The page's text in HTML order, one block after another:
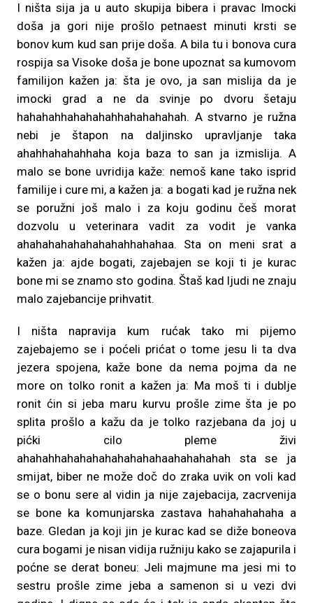
I ništa sija ja u auto skupija bibera i pravac Imocki
doša ja gori nije prošlo petnaest minuti krsti se
bonov kum kud san prije doša. A bila tu i bonova cura
rospija sa Visoke doša je bone upoznat sa kumovom
familijon kažen ja: šta je ovo, ja san mislija da je
imocki grad a ne da svinje po dvoru šetaju
hahahahhahahahahhahahahahah. A stvarno je ružna
nebi je štapon na daljinsko upravljanje taka
ahahhahahahhaha koja baza to san ja izmislija. A
malo se bone uvridija kaže: nemoš kane tako isprid
familije i cure mi, a kažen ja: a bogati kad je ružna nek
se poružni još malo i za koju godinu češ morat
dozvolu u veterinara vadit za vodit je vanka
ahahahahahahahahahhahahaa. Sta on meni srat a
kažen ja: ajde bogati, zajebajen se koji ti je kurac
bone mi se znamo sto godina. Štaš kad ljudi ne znaju
malo zajebancije prihvatit.
I ništa napravija kum rućak tako mi pijemo
zajebajemo se i poćeli prićat o tome jesu li ta dva
jezera spojena, kaže bone da nema pojma da ne
more on tolko ronit a kažen ja: Ma moš ti i dublje
ronit ćin si jeba maru kurvu prošle zime šta je po
splita prošlo a kažu da je tolko razjebana da joj u
pićki cilo pleme živi
ahahahhahahahahahahahahaahahahahah sta se ja
smijat, biber ne može doč do zraka uvik on voli kad
se o bonu sere al vidin ja nije zajebacija, zacrvenija
se bone ka komunjarska zastava hahahahahaha a
baze. Gledan ja koji jin je kurac kad se diže boneova
cura bogami je nisan vidija ružniju kako se zajapurila i
poćne se derat boneu: Jeli majmune ma jesi mi to
sestru prošle zime jeba a samenon si u vezi dvi